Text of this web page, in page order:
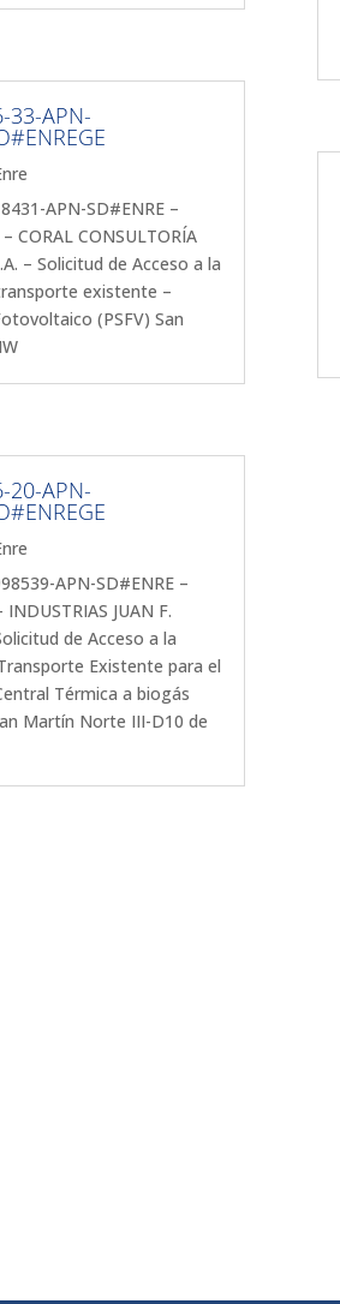
33-APN-
APN-SD#ENRE –
– CORAL CONSULTORÍA
– Solicitud de Acceso a la
existente –
(PSFV) San
20-APN-
APN-SD#ENRE –
INDUSTRIAS JUAN F.
de Acceso a la
Existente para el
Térmica a biogás
Martín Norte III-D10 de